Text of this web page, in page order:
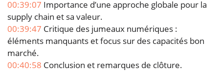
00:39:07 Importance d’une approche globale pour la
supply chain et sa valeur.
00:39:47 Critique des jumeaux numériques :
éléments manquants et focus sur des capacités bon
marché.
00:40:58 Conclusion et remarques de clôture.